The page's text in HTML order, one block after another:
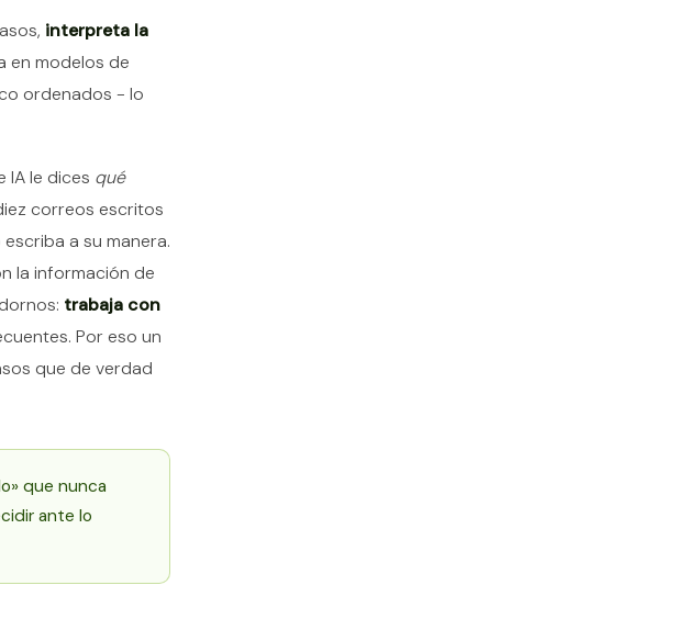
interpreta la
en modelos de
ordenados - lo
IA le dices qué
correos escritos
a su manera.
la información de
trabaja con
Por eso un
que de verdad
que nunca
ante lo